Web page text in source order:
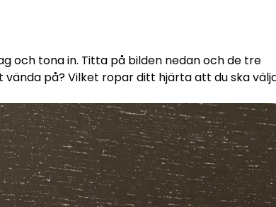
och tona in. Titta på bilden nedan och de tre
vända på? Vilket ropar ditt hjärta att du ska